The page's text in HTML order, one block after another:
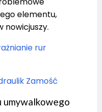
elementu,
nowicjuszy.
rur
Zamość
umywalkowego